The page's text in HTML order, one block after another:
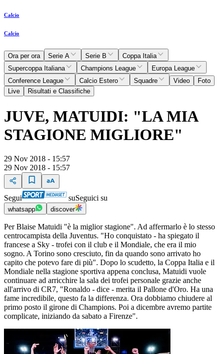
Calcio
Calcio
Ora per ora Serie A Serie B
Coppa Italia
Supercoppa Italiana
Champions League
Europa League
Conference League
Calcio Estero Squadre Video
Foto
Live
Risultati e Classifiche
JUVE, MATUIDI: "LA MIA
STAGIONE MIGLIORE"
29 Nov 2018 - 15:57
29 Nov 2018 - 15:57
Segui suSeguici su
whatsapp discover
Per Blaise Matuidi "è la miglior stagione". Ad affermarlo è lo stesso
centrocampista della Juventus. "Ho conquistato - ha spiegato il
francese a Sky - trofei con il club e il Mondiale, che era il mio
sogno. A Torino sono cresciuto, fin da quando sono arrivato ho
capito che potevo fare di più". Dopo lo scudetto, la Coppa Italia e il
Mondiale nella stagione sportiva appena conclusa, Matuidi vuole
continuare ad arricchire la sala dei trofei personale grazie anche
all'arrivo di CR7, "Ronaldo - dice - merita il Pallone d'Oro. Ha una
fame incredibile, questo fa la differenza. Ora dobbiamo chiudere al
primo posto il girone di Champions. Poi a dicembre avremo partite
complicate, iniziando da sabato a Firenze".